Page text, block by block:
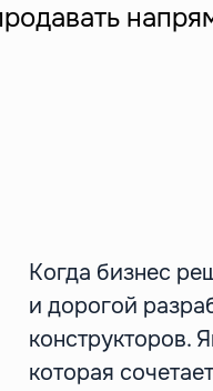
Когда бизнес
и дорогой
конструкторов.
которая